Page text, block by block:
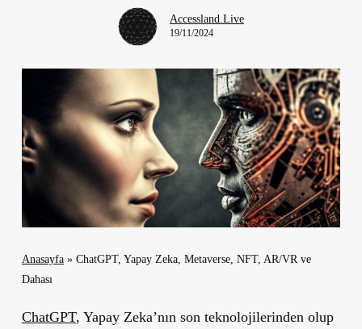
Accessland.Live
19/11/2024
Anasayfa» ChatGPT, Yapay Zeka, Metaverse, NFT, AR/VR ve
Dahası
ChatGPT, Yapay Zeka’nın son teknolojilerinden olup